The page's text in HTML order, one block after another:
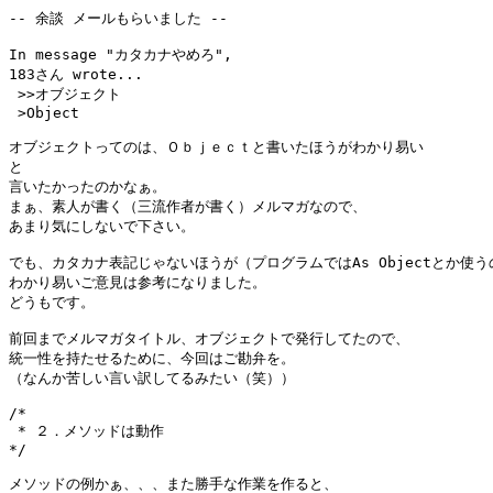
-- 余談 メールもらいました --
In message "カタカナやめろ",
183さん wrote...
>>オブジェクト
>Object
オブジェクトってのは、Ｏｂｊｅｃｔと書いたほうがわかり易い
と
言いたかったのかなぁ。
まぁ、素人が書く（三流作者が書く）メルマガなので、
あまり気にしないで下さい。
でも、カタカナ表記じゃないほうが（プログラムではAs Objectとか使
わかり易いご意見は参考になりました。
どうもです。
前回までメルマガタイトル、オブジェクトで発行してたので、
統一性を持たせるために、今回はご勘弁を。
（なんか苦しい言い訳してるみたい（笑））
/*
* ２．メソッドは動作
*/
メソッドの例かぁ、、、また勝手な作業を作ると、